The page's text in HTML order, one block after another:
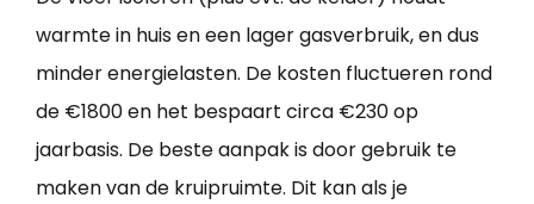
warmte in huis en een lager gasverbruik, en dus
minder energielasten. De kosten fluctueren rond
de €1800 en het bespaart circa €230 op
jaarbasis. De beste aanpak is door gebruik te
maken van de kruipruimte. Dit kan als je